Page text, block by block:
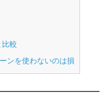
較
ンを使わないのは損